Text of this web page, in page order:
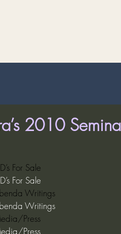
2010
For Sale
For Sale
Writings
Writings
Press
Press